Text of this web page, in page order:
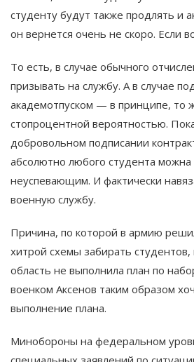
студенту будут также продлять и
он вернется очень не скоро. Если
То есть, в случае обычного
призывать на службу. А в случае
академотпуском — в принципе, то
стопроцентной вероятностью.
добровольном подписании
абсолютно любого студента можна
неуспевающим. И фактически
военную службу.
Причина, по которой в армию
хитрой схемы забирать студентов,
область не выполнила план по
военком Аксенов таким образом
выполнение плана.
Минобороны на федеральном